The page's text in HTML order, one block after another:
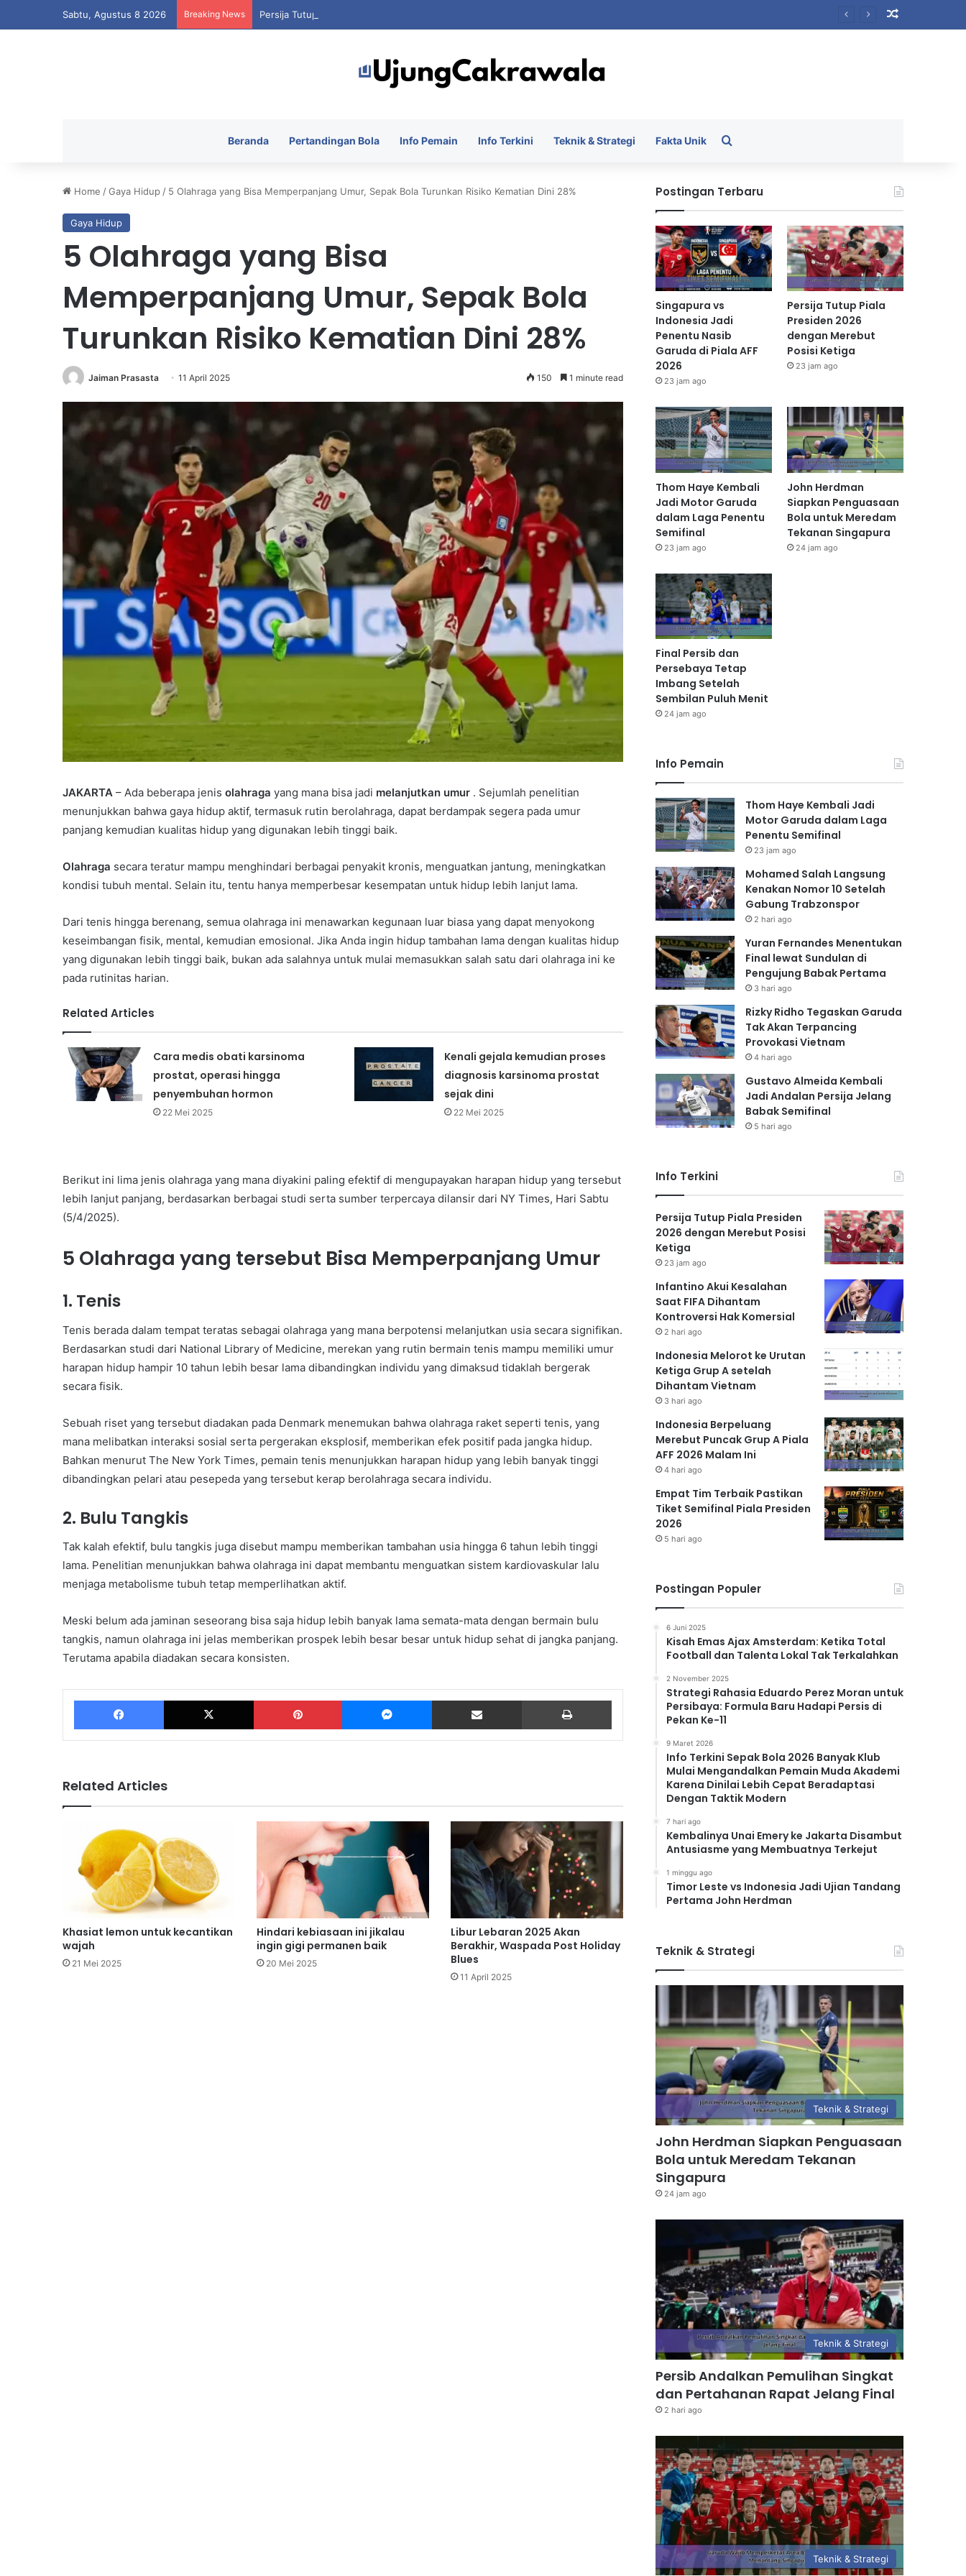
Sabtu, Agustus 8 2026 Breaking News Persija Tutup Piala Presiden 2026 dengan Merebut Posisi Ketiga
Beranda Pertandingan Bola Info Pemain Info Terkini Teknik & Strategi Fakta Unik
Home /Gaya Hidup / 5 Olahraga yang Bisa Memperpanjang Umur, Sepak Bola Turunkan Risiko Kematian Dini 28%
Gaya Hidup
5 Olahraga yang Bisa
Memperpanjang Umur, Sepak Bola
Turunkan Risiko Kematian Dini 28%
Jaiman Prasasta 11 April 2025 150 1 minute read
JAKARTA – Ada beberapa jenis olahraga yang mana bisa jadi melanjutkan umur . Sejumlah penelitian
menunjukkan bahwa gaya hidup aktif, termasuk rutin berolahraga, dapat berdampak segera pada umur
panjang kemudian kualitas hidup yang digunakan lebih tinggi baik.
Olahraga secara teratur mampu menghindari berbagai penyakit kronis, menguatkan jantung, meningkatkan
kondisi tubuh mental. Selain itu, tentu hanya memperbesar kesempatan untuk hidup lebih lanjut lama.
Dari tenis hingga berenang, semua olahraga ini menawarkan kegunaan luar biasa yang dapat menyokong
keseimbangan fisik, mental, kemudian emosional. Jika Anda ingin hidup tambahan lama dengan kualitas hidup
yang digunakan lebih tinggi baik, bukan ada salahnya untuk mulai memasukkan salah satu dari olahraga ini ke
pada rutinitas harian.
Related Articles
Cara medis obati karsinoma
prostat, operasi hingga
penyembuhan hormon
22 Mei 2025
Kenali gejala kemudian proses
diagnosis karsinoma prostat
sejak dini
22 Mei 2025
Berikut ini lima jenis olahraga yang mana diyakini paling efektif di mengupayakan harapan hidup yang tersebut
lebih lanjut panjang, berdasarkan berbagai studi serta sumber terpercaya dilansir dari NY Times, Hari Sabtu
(5/4/2025).
5 Olahraga yang tersebut Bisa Memperpanjang Umur
1. Tenis
Tenis berada dalam tempat teratas sebagai olahraga yang mana berpotensi melanjutkan usia secara signifikan.
Berdasarkan studi dari National Library of Medicine, merekan yang rutin bermain tenis mampu memiliki umur
harapan hidup hampir 10 tahun lebih besar lama dibandingkan individu yang dimaksud tidaklah bergerak
secara fisik.
Sebuah riset yang tersebut diadakan pada Denmark menemukan bahwa olahraga raket seperti tenis, yang
mana melibatkan interaksi sosial serta pergerakan eksplosif, memberikan efek positif pada jangka hidup.
Bahkan menurut The New York Times, pemain tenis menunjukkan harapan hidup yang lebih banyak tinggi
dibandingkan pelari atau pesepeda yang tersebut kerap berolahraga secara individu.
2. Bulu Tangkis
Tak kalah efektif, bulu tangkis juga disebut mampu memberikan tambahan usia hingga 6 tahun lebih tinggi
lama. Penelitian menunjukkan bahwa olahraga ini dapat membantu menguatkan sistem kardiovaskular lalu
menjaga metabolisme tubuh tetap memperlihatkan aktif.
Meski belum ada jaminan seseorang bisa saja hidup lebih banyak lama semata-mata dengan bermain bulu
tangkis, namun olahraga ini jelas memberikan prospek lebih besar besar untuk hidup sehat di jangka panjang.
Terutama apabila diadakan secara konsisten.
Facebook X Pinterest Messenger Share via Email
Related Articles
Khasiat lemon untuk kecantikan
wajah
21 Mei 2025
Hindari kebiasaan ini jikalau
ingin gigi permanen baik
20 Mei 2025
Libur Lebaran 2025 Akan
Berakhir, Waspada Post Holiday
Blues
11 April 2025
Postingan Terbaru
Singapura vs
Indonesia Jadi
Penentu Nasib
Garuda di Piala AFF
2026
23 jam ago
Persija Tutup Piala
Presiden 2026
dengan Merebut
Posisi Ketiga
23 jam ago
Thom Haye Kembali
Jadi Motor Garuda
dalam Laga Penentu
Semifinal
23 jam ago
John Herdman
Siapkan Penguasaan
Bola untuk Meredam
Tekanan Singapura
24 jam ago
Final Persib dan
Persebaya Tetap
Imbang Setelah
Sembilan Puluh Menit
24 jam ago
Info Pemain
Thom Haye Kembali Jadi
Motor Garuda dalam Laga
Penentu Semifinal
23 jam ago
Mohamed Salah Langsung
Kenakan Nomor 10 Setelah
Gabung Trabzonspor
2 hari ago
Yuran Fernandes Menentukan
Final lewat Sundulan di
Pengujung Babak Pertama
3 hari ago
Rizky Ridho Tegaskan Garuda
Tak Akan Terpancing
Provokasi Vietnam
4 hari ago
Gustavo Almeida Kembali
Jadi Andalan Persija Jelang
Babak Semifinal
5 hari ago
Info Terkini
Persija Tutup Piala Presiden
2026 dengan Merebut Posisi
Ketiga
23 jam ago
Infantino Akui Kesalahan
Saat FIFA Dihantam
Kontroversi Hak Komersial
2 hari ago
Indonesia Melorot ke Urutan
Ketiga Grup A setelah
Dihantam Vietnam
3 hari ago
Indonesia Berpeluang
Merebut Puncak Grup A Piala
AFF 2026 Malam Ini
4 hari ago
Empat Tim Terbaik Pastikan
Tiket Semifinal Piala Presiden
2026
5 hari ago
Postingan Populer
6 Juni 2025
Kisah Emas Ajax Amsterdam: Ketika Total
Football dan Talenta Lokal Tak Terkalahkan
2 November 2025
Strategi Rahasia Eduardo Perez Moran untuk
Persibaya: Formula Baru Hadapi Persis di
Pekan Ke-11
9 Maret 2026
Info Terkini Sepak Bola 2026 Banyak Klub
Mulai Mengandalkan Pemain Muda Akademi
Karena Dinilai Lebih Cepat Beradaptasi
Dengan Taktik Modern
7 hari ago
Kembalinya Unai Emery ke Jakarta Disambut
Antusiasme yang Membuatnya Terkejut
1 minggu ago
Timor Leste vs Indonesia Jadi Ujian Tandang
Pertama John Herdman
Teknik & Strategi
Teknik & Strategi
John Herdman Siapkan Penguasaan
Bola untuk Meredam Tekanan
Singapura
24 jam ago
Teknik & Strategi
Persib Andalkan Pemulihan Singkat
dan Pertahanan Rapat Jelang Final
2 hari ago
Teknik & Strategi